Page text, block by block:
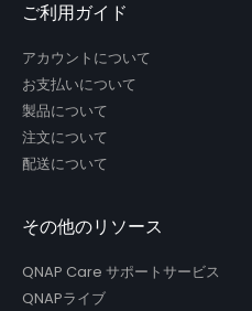
ご利用ガイド
アカウントについて
お支払いについて
製品について
注文について
配送について
その他のリソース
QNAP Care サポートサービス
QNAPライブ